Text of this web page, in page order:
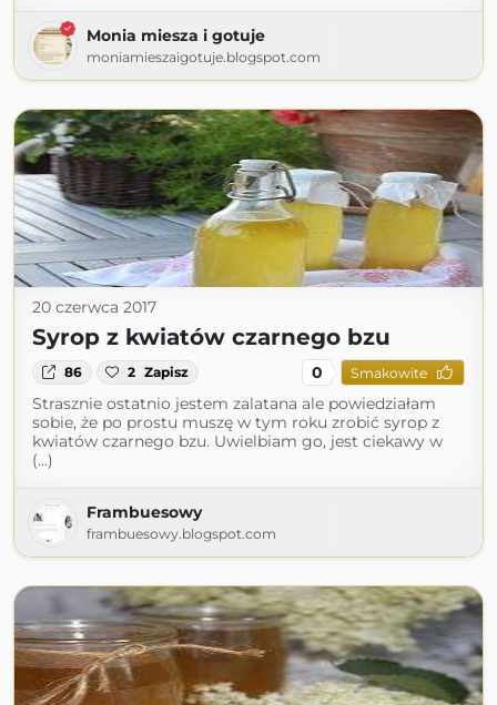
Monia miesza i gotuje
moniamieszaigotuje.blogspot.com
20 czerwca 2017
Syrop z kwiatów czarnego bzu
86 2 Zapisz 0 Smakowite
Strasznie ostatnio jestem zalatana ale powiedziałam
sobie, że po prostu muszę w tym roku zrobić syrop z
kwiatów czarnego bzu. Uwielbiam go, jest ciekawy w
(...)
Frambuesowy
frambuesowy.blogspot.com